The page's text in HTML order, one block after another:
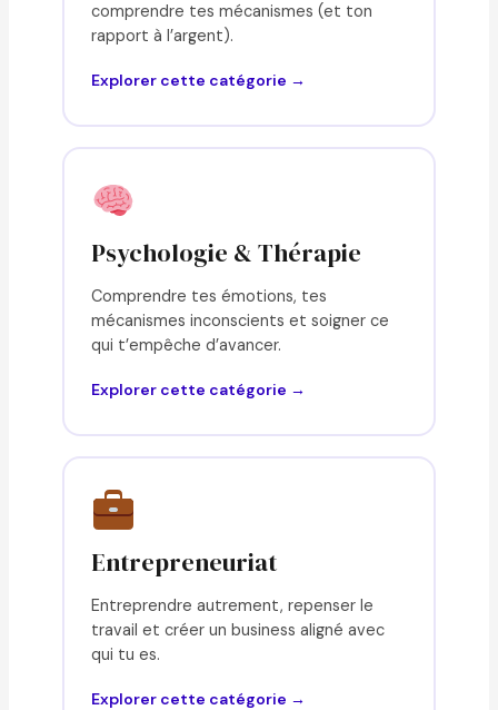
comprendre tes mécanismes (et ton
rapport à l’argent).
Explorer cette catégorie →
Psychologie & Thérapie
Comprendre tes émotions, tes
mécanismes inconscients et soigner ce
qui t’empêche d’avancer.
Explorer cette catégorie →
Entrepreneuriat
Entreprendre autrement, repenser le
travail et créer un business aligné avec
qui tu es.
Explorer cette catégorie →